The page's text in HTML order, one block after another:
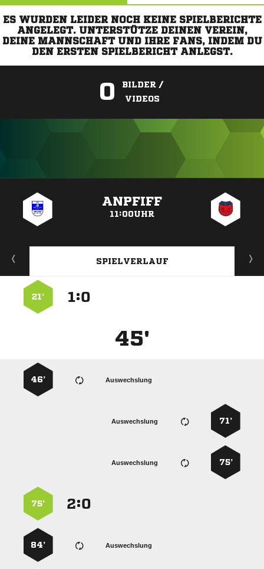
ES WURDEN LEIDER NOCH KEINE SPIELBERICHTE
ANGELEGT. UNTERSTÜTZE DEINEN VEREIN,
DEINE MANNSCHAFT UND IHRE FANS, INDEM DU
DEN ERSTEN SPIELBERICHT ANLEGST.
0
BILDER /
VIDEOS
ANPFIFF
11:00UHR
SPIELVERLAUF
:
21’
45'
Auswechslung
46’
71’
Auswechslung
75’
Auswechslung
:
75’
Auswechslung
84’